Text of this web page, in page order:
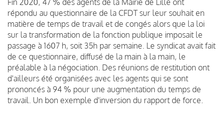
répondu au questionnaire de la CFDT sur leur souhait en
matière de temps de travail et de congés alors que la loi
sur la transformation de la fonction publique imposait le
passage à 1607 h, soit 35h par semaine. Le syndicat avait fait
de ce questionnaire, diffusé de la main à la main, le
préalable à la négociation. Des réunions de restitution ont
d'ailleurs été organisées avec les agents qui se sont
prononcés à 94 % pour une augmentation du temps de
travail. Un bon exemple d'inversion du rapport de force.